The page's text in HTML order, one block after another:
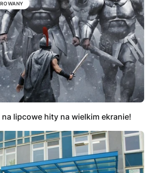
lipcowe hity na wielkim ekranie!